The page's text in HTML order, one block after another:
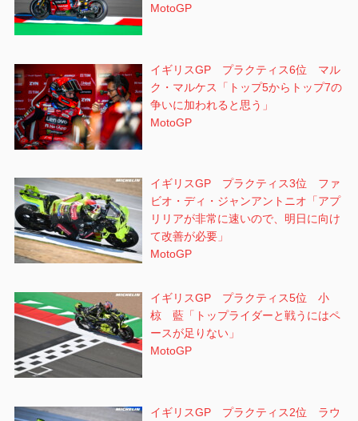
MotoGP
イギリスGP プラクティス6位 マル
ク・マルケス「トップ5からトップ7の
争いに加われると思う」
MotoGP
イギリスGP プラクティス3位 ファ
ビオ・ディ・ジャンアントニオ「アプ
リリアが非常に速いので、明日に向け
て改善が必要」
MotoGP
イギリスGP プラクティス5位 小
椋 藍「トップライダーと戦うにはペ
ースが足りない」
MotoGP
イギリスGP プラクティス2位 ラウ